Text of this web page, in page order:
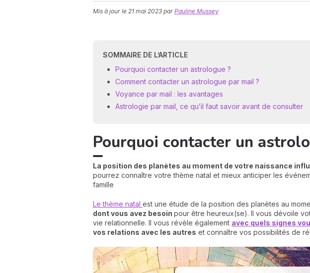
Mis à jour le 21 mai 2023 par Pauline Mussey
SOMMAIRE DE L’ARTICLE
Pourquoi contacter un astrologue ?
Comment contacter un astrologue par mail ?
Voyance par mail : les avantages
Astrologie par mail, ce qu’il faut savoir avant de consulter
Pourquoi contacter un
La position des planètes au moment de votre naissance
pourrez connaître votre thème natal et mieux anticiper les
famille
Le thème natal est une étude de la position des planètes au
dont vous avez besoin pour être heureux(se). Il vous dévoile
vie relationnelle. Il vous révèle également avec quels signes
vos relations avec les autres et connaître vos possibilités de